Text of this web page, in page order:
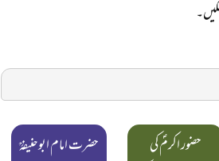
حضور اکرمؐ کی
حضرت امام ابوحنیفہؒ